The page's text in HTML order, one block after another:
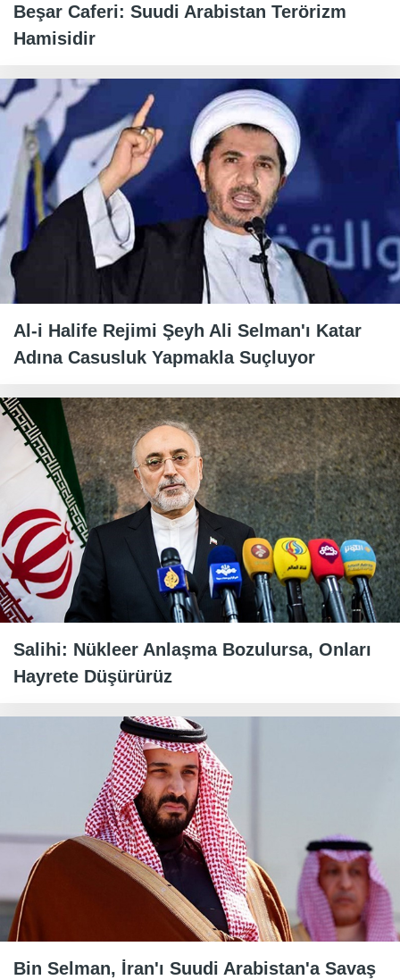
Beşar Caferi: Suudi Arabistan Terörizm
Hamisidir
Al-i Halife Rejimi Şeyh Ali Selman'ı Katar
Adına Casusluk Yapmakla Suçluyor
Salihi: Nükleer Anlaşma Bozulursa, Onları
Hayrete Düşürürüz
Bin Selman, İran'ı Suudi Arabistan'a Savaş